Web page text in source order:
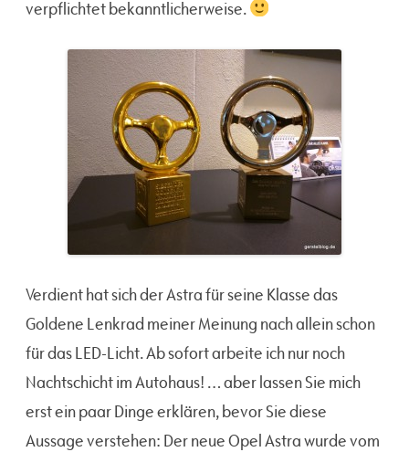
verpflichtet bekanntlicherweise.
Verdient hat sich der Astra für seine Klasse das
Goldene Lenkrad meiner Meinung nach allein schon
für das LED-Licht. Ab sofort arbeite ich nur noch
Nachtschicht im Autohaus! … aber lassen Sie mich
erst ein paar Dinge erklären, bevor Sie diese
Aussage verstehen: Der neue Opel Astra wurde vom